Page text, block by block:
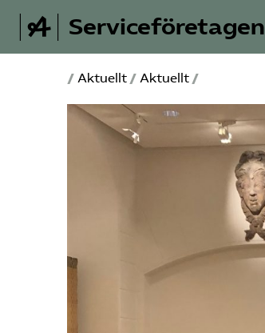
Serviceföretagen
/ Aktuellt / Aktuellt /